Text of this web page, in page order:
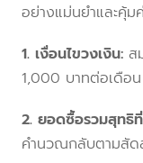
อย่างแม่นยำและคุ้
1. เงื่อนไขวงเงิน: ส
1,000 บาทต่อเดือน
2. ยอดซื้อรวมสุทธิ
คำนวณกลับตามสัด